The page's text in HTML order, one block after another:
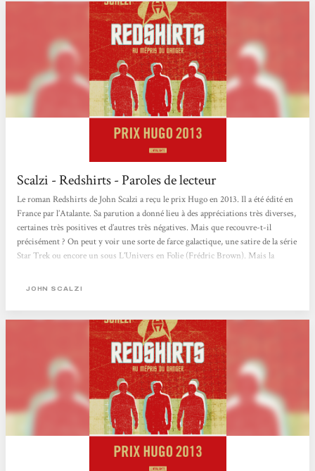
Scalzi - Redshirts - Paroles de lecteur
Le roman Redshirts de John Scalzi a reçu le prix Hugo en 2013. Il a été édité en
France par l’Atalante. Sa parution a donné lieu à des appréciations très diverses,
certaines très positives et d’autres très négatives. Mais que recouvre-t-il
précisément ? On peut y voir une sorte de farce galactique, une satire de la série
Star Trek ou encore un sous L’Univers en Folie (Frédric Brown). Mais la
Tout d’abord, Scalzi recourt massivement à...
JOHN SCALZI